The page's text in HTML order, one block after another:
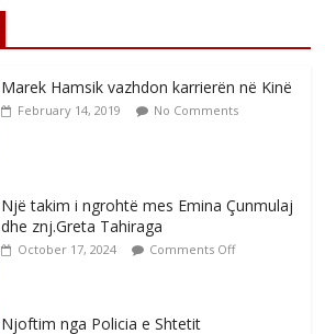
Marek Hamsik vazhdon karrierën në Kinë
February 14, 2019 No Comments
Një takim i ngrohtë mes Emina Çunmulaj
dhe znj.Greta Tahiraga
October 17, 2024 Comments Off
Njoftim nga Policia e Shtetit